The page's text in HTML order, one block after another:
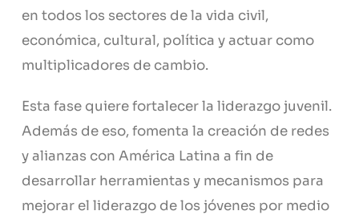
en todos los sectores de la vida civil,
económica, cultural, política y actuar como
multiplicadores de cambio.
Esta fase quiere fortalecer la liderazgo juvenil.
Además de eso, fomenta la creación de redes
y alianzas con América Latina a fin de
desarrollar herramientas y mecanismos para
mejorar el liderazgo de los jóvenes por medio